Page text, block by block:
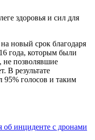
здоровья и сил для
новый срок благодаря
года, которым были
не позволявшие
В результате
голосов и таким
об инциденте с дронами